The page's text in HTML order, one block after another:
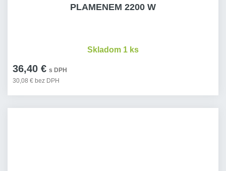
PLAMENEM 2200 W
36,40 € s DPH
30,08 € bez DPH
Skladom 1 ks